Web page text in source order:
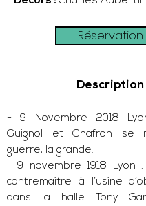
Réservation
Description
- 9 Novembre 2018
Guignol et Gnafron se
guerre, la grande.
- 9 novembre 1918 Lyon
contremaitre à l’usine
dans la halle Tony